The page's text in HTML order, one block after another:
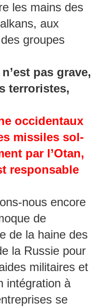
les mains des
aux
groupes
pas grave,
terroristes,
occidentaux
missiles sol-
par l’Otan,
responsable
nous encore
de
de la haine des
la Russie pour
militaires et
intégration à
se